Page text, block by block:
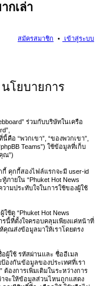
กเล่า
เข้าสู่ระบบ
สมัครสมาชิก
นโยบายการ
ร่วมกับบริษัทในเครือ
คือ “พวกเขา”, “ของพวกเขา”,
Teams”) ใช้ข้อมูลที่เก็บ
ณ”)
คุกกี้สองไฟล์แรกจะมี user-id
ายใน “Phuket Hot News
ามประทับใจในการใช้ของผู้ใช้
ช้ดู “Phuket Hot News
รนี้ที่ตั้งใจครอบคลุมเพียงแค่หน้าที่
คุณส่งข้อมูลมาให้เราโดยตรง
ผู้ใช้ รหัสผ่านและ ชื่ออีเมล
องกันข้อมูลของประเทศที่เรา
ต้องการเพิ่มเติมในระหว่างการ
าจะให้ข้อมูลส่วนไหนถูกแสดง